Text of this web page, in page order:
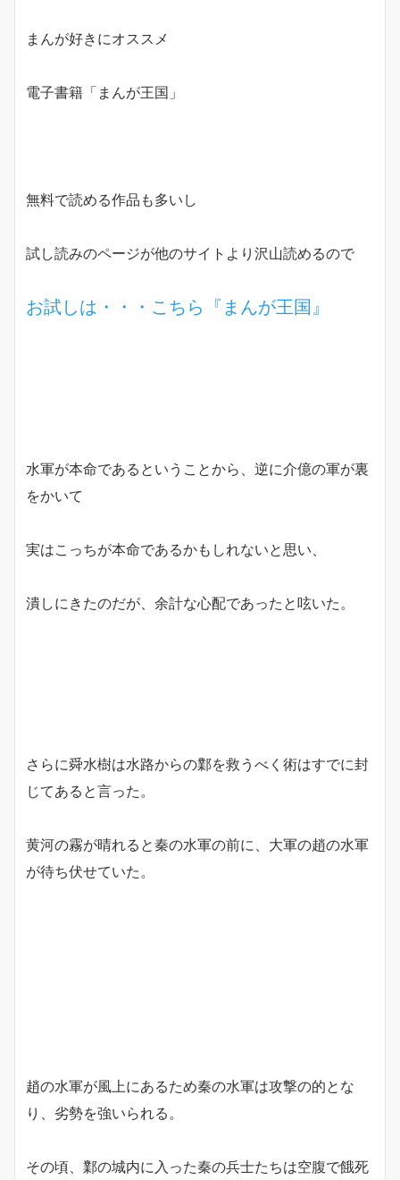
まんが好きにオススメ
電子書籍「まんが王国」
無料で読める作品も多いし
試し読みのページが他のサイトより沢山読めるので
お試しは・・・こちら『まんが王国』
水軍が本命であるということから、逆に介億の軍が裏
をかいて
実はこっちが本命であるかもしれないと思い、
潰しにきたのだが、余計な心配であったと呟いた。
さらに舜水樹は水路からの鄴を救うべく術はすでに封
じてあると言った。
黄河の霧が晴れると秦の水軍の前に、大軍の趙の水軍
が待ち伏せていた。
趙の水軍が風上にあるため秦の水軍は攻撃の的とな
り、劣勢を強いられる。
その頃、鄴の城内に入った秦の兵士たちは空腹で餓死